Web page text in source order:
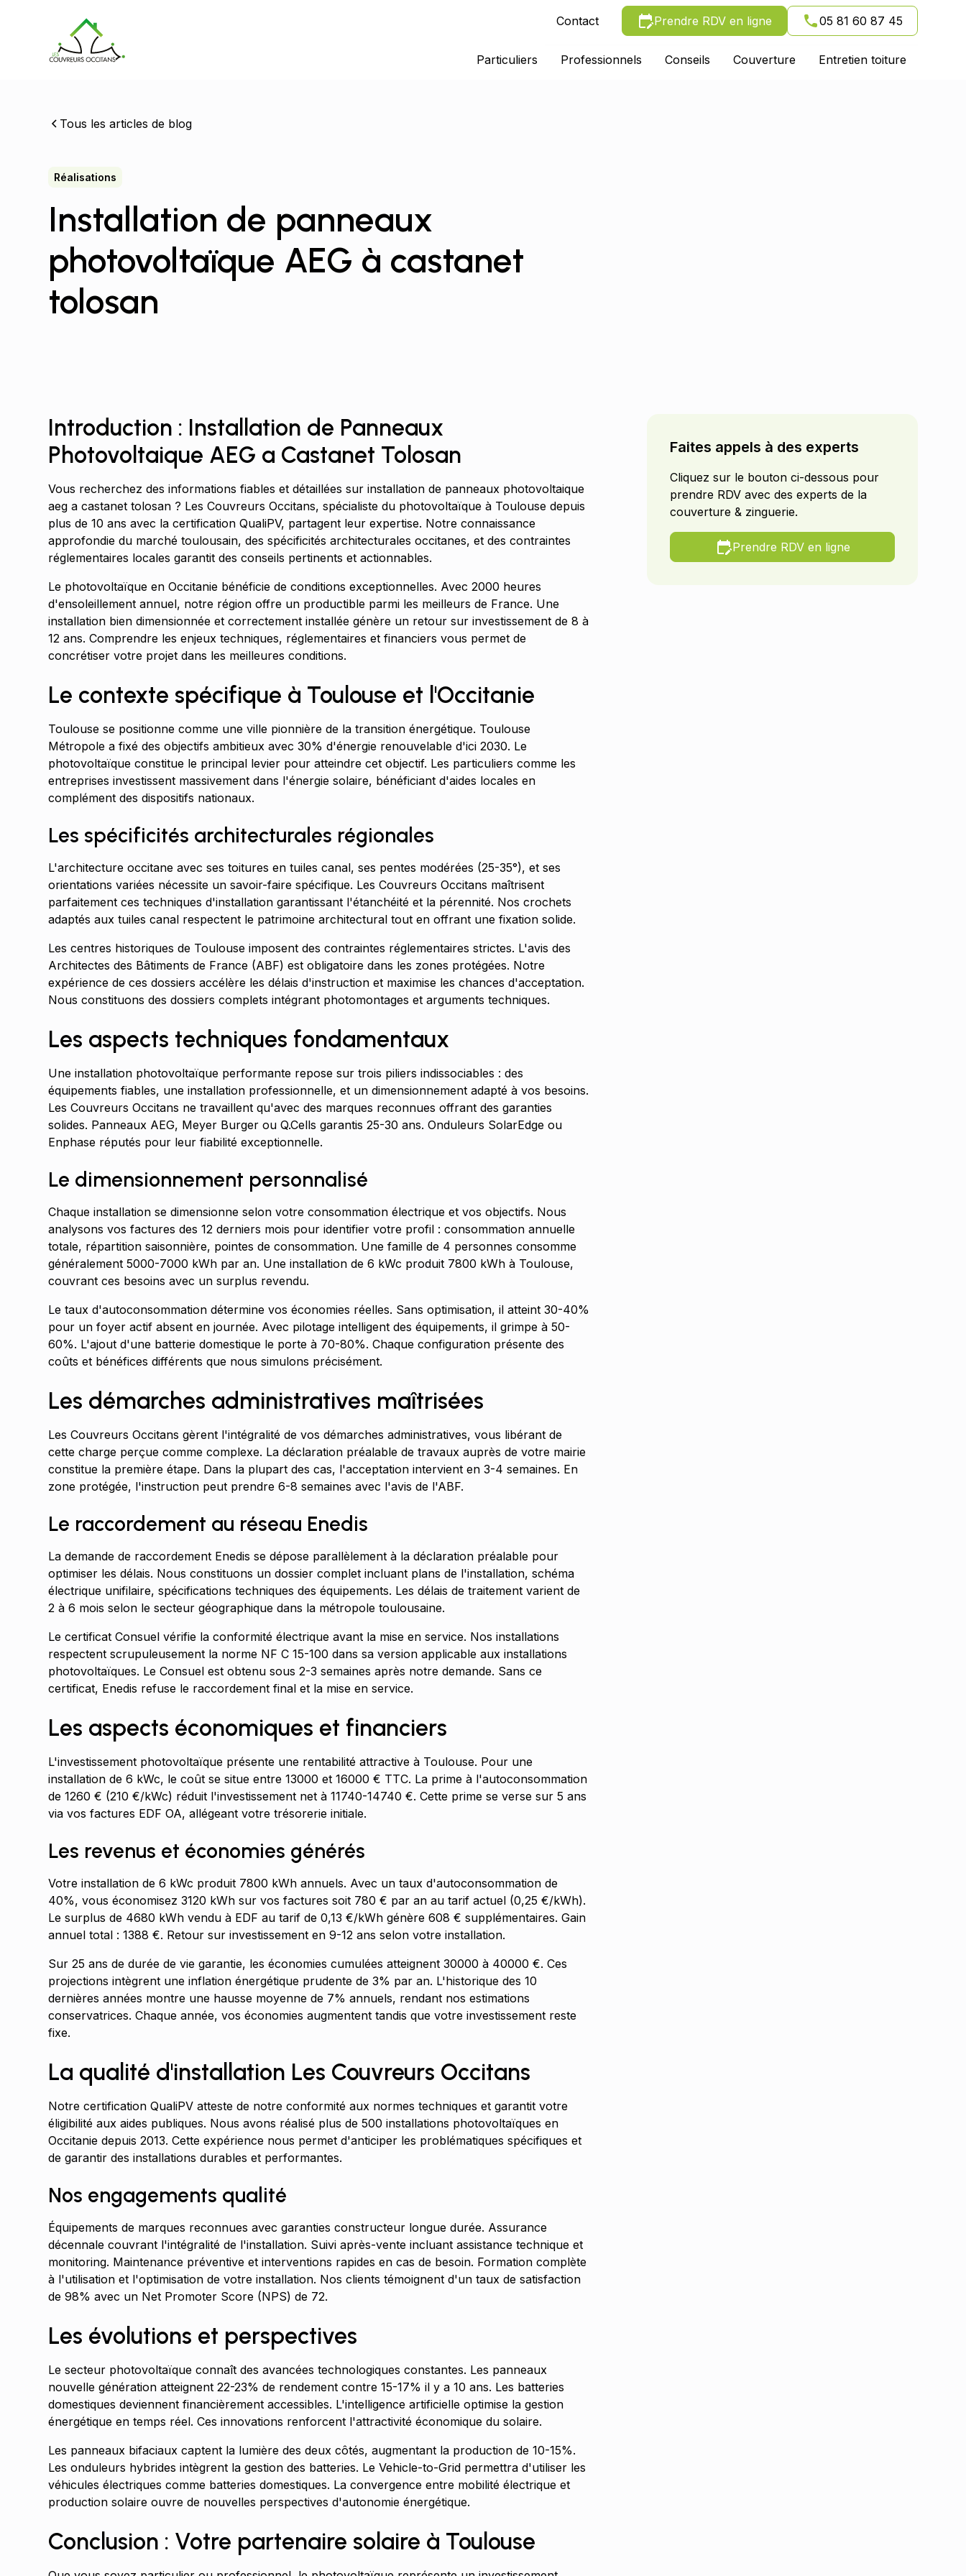
Contact Prendre RDV en ligne 05 81 60 87 45
Particuliers Professionnels Conseils Couverture Entretien toiture
Tous les articles de blog
Réalisations
Installation de panneaux
photovoltaïque AEG à castanet
tolosan
Introduction : Installation de Panneaux
Photovoltaique AEG a Castanet Tolosan
Vous recherchez des informations fiables et détaillées sur installation de panneaux photovoltaique
aeg a castanet tolosan ? Les Couvreurs Occitans, spécialiste du photovoltaïque à Toulouse depuis
plus de 10 ans avec la certification QualiPV, partagent leur expertise. Notre connaissance
approfondie du marché toulousain, des spécificités architecturales occitanes, et des contraintes
réglementaires locales garantit des conseils pertinents et actionnables.
Le photovoltaïque en Occitanie bénéficie de conditions exceptionnelles. Avec 2000 heures
d'ensoleillement annuel, notre région offre un productible parmi les meilleurs de France. Une
installation bien dimensionnée et correctement installée génère un retour sur investissement de 8 à
12 ans. Comprendre les enjeux techniques, réglementaires et financiers vous permet de
concrétiser votre projet dans les meilleures conditions.
Le contexte spécifique à Toulouse et l'Occitanie
Toulouse se positionne comme une ville pionnière de la transition énergétique. Toulouse
Métropole a fixé des objectifs ambitieux avec 30% d'énergie renouvelable d'ici 2030. Le
photovoltaïque constitue le principal levier pour atteindre cet objectif. Les particuliers comme les
entreprises investissent massivement dans l'énergie solaire, bénéficiant d'aides locales en
complément des dispositifs nationaux.
Les spécificités architecturales régionales
L'architecture occitane avec ses toitures en tuiles canal, ses pentes modérées (25-35°), et ses
orientations variées nécessite un savoir-faire spécifique. Les Couvreurs Occitans maîtrisent
parfaitement ces techniques d'installation garantissant l'étanchéité et la pérennité. Nos crochets
adaptés aux tuiles canal respectent le patrimoine architectural tout en offrant une fixation solide.
Les centres historiques de Toulouse imposent des contraintes réglementaires strictes. L'avis des
Architectes des Bâtiments de France (ABF) est obligatoire dans les zones protégées. Notre
expérience de ces dossiers accélère les délais d'instruction et maximise les chances d'acceptation.
Nous constituons des dossiers complets intégrant photomontages et arguments techniques.
Les aspects techniques fondamentaux
Une installation photovoltaïque performante repose sur trois piliers indissociables : des
équipements fiables, une installation professionnelle, et un dimensionnement adapté à vos besoins.
Les Couvreurs Occitans ne travaillent qu'avec des marques reconnues offrant des garanties
solides. Panneaux AEG, Meyer Burger ou Q.Cells garantis 25-30 ans. Onduleurs SolarEdge ou
Enphase réputés pour leur fiabilité exceptionnelle.
Le dimensionnement personnalisé
Chaque installation se dimensionne selon votre consommation électrique et vos objectifs. Nous
analysons vos factures des 12 derniers mois pour identifier votre profil : consommation annuelle
totale, répartition saisonnière, pointes de consommation. Une famille de 4 personnes consomme
généralement 5000-7000 kWh par an. Une installation de 6 kWc produit 7800 kWh à Toulouse,
couvrant ces besoins avec un surplus revendu.
Le taux d'autoconsommation détermine vos économies réelles. Sans optimisation, il atteint 30-40%
pour un foyer actif absent en journée. Avec pilotage intelligent des équipements, il grimpe à 50-
60%. L'ajout d'une batterie domestique le porte à 70-80%. Chaque configuration présente des
coûts et bénéfices différents que nous simulons précisément.
Les démarches administratives maîtrisées
Les Couvreurs Occitans gèrent l'intégralité de vos démarches administratives, vous libérant de
cette charge perçue comme complexe. La déclaration préalable de travaux auprès de votre mairie
constitue la première étape. Dans la plupart des cas, l'acceptation intervient en 3-4 semaines. En
zone protégée, l'instruction peut prendre 6-8 semaines avec l'avis de l'ABF.
Le raccordement au réseau Enedis
La demande de raccordement Enedis se dépose parallèlement à la déclaration préalable pour
optimiser les délais. Nous constituons un dossier complet incluant plans de l'installation, schéma
électrique unifilaire, spécifications techniques des équipements. Les délais de traitement varient de
2 à 6 mois selon le secteur géographique dans la métropole toulousaine.
Le certificat Consuel vérifie la conformité électrique avant la mise en service. Nos installations
respectent scrupuleusement la norme NF C 15-100 dans sa version applicable aux installations
photovoltaïques. Le Consuel est obtenu sous 2-3 semaines après notre demande. Sans ce
certificat, Enedis refuse le raccordement final et la mise en service.
Les aspects économiques et financiers
L'investissement photovoltaïque présente une rentabilité attractive à Toulouse. Pour une
installation de 6 kWc, le coût se situe entre 13000 et 16000 € TTC. La prime à l'autoconsommation
de 1260 € (210 €/kWc) réduit l'investissement net à 11740-14740 €. Cette prime se verse sur 5 ans
via vos factures EDF OA, allégeant votre trésorerie initiale.
Les revenus et économies générés
Votre installation de 6 kWc produit 7800 kWh annuels. Avec un taux d'autoconsommation de
40%, vous économisez 3120 kWh sur vos factures soit 780 € par an au tarif actuel (0,25 €/kWh).
Le surplus de 4680 kWh vendu à EDF au tarif de 0,13 €/kWh génère 608 € supplémentaires. Gain
annuel total : 1388 €. Retour sur investissement en 9-12 ans selon votre installation.
Sur 25 ans de durée de vie garantie, les économies cumulées atteignent 30000 à 40000 €. Ces
projections intègrent une inflation énergétique prudente de 3% par an. L'historique des 10
dernières années montre une hausse moyenne de 7% annuels, rendant nos estimations
conservatrices. Chaque année, vos économies augmentent tandis que votre investissement reste
fixe.
La qualité d'installation Les Couvreurs Occitans
Notre certification QualiPV atteste de notre conformité aux normes techniques et garantit votre
éligibilité aux aides publiques. Nous avons réalisé plus de 500 installations photovoltaïques en
Occitanie depuis 2013. Cette expérience nous permet d'anticiper les problématiques spécifiques et
de garantir des installations durables et performantes.
Nos engagements qualité
Équipements de marques reconnues avec garanties constructeur longue durée. Assurance
décennale couvrant l'intégralité de l'installation. Suivi après-vente incluant assistance technique et
monitoring. Maintenance préventive et interventions rapides en cas de besoin. Formation complète
à l'utilisation et l'optimisation de votre installation. Nos clients témoignent d'un taux de satisfaction
de 98% avec un Net Promoter Score (NPS) de 72.
Les évolutions et perspectives
Le secteur photovoltaïque connaît des avancées technologiques constantes. Les panneaux
nouvelle génération atteignent 22-23% de rendement contre 15-17% il y a 10 ans. Les batteries
domestiques deviennent financièrement accessibles. L'intelligence artificielle optimise la gestion
énergétique en temps réel. Ces innovations renforcent l'attractivité économique du solaire.
Les panneaux bifaciaux captent la lumière des deux côtés, augmentant la production de 10-15%.
Les onduleurs hybrides intègrent la gestion des batteries. Le Vehicle-to-Grid permettra d'utiliser les
véhicules électriques comme batteries domestiques. La convergence entre mobilité électrique et
production solaire ouvre de nouvelles perspectives d'autonomie énergétique.
Conclusion : Votre partenaire solaire à Toulouse
Faites appels à des experts
Cliquez sur le bouton ci-dessous pour
prendre RDV avec des experts de la
couverture & zinguerie.
Prendre RDV en ligne